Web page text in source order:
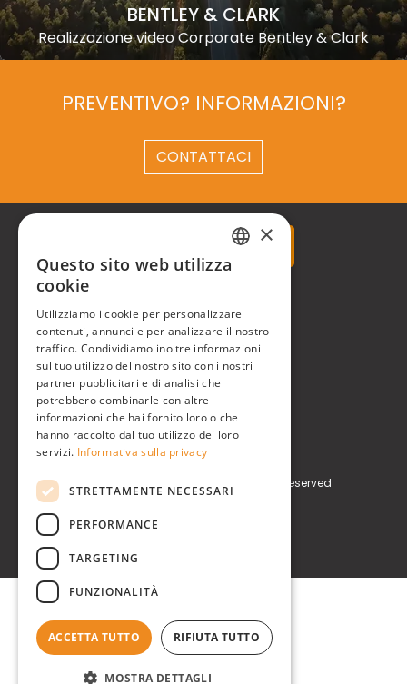
BENTLEY & CLARK
Realizzazione video Corporate Bentley & Clark
PREVENTIVO? INFORMAZIONI?
CONTATTACI
P.zzale Arduino, 11 - Milano (MI)
Phone+39 0248519908
E-mail info@realtimegroup.it
P. IVA / C.F. 02794870960
Copyright © Real Time® S.r.l. All rights reserved
×
Questo sito web utilizza
cookie
Utilizziamo i cookie per personalizzare
contenuti, annunci e per analizzare il nostro
traffico. Condividiamo inoltre informazioni
sul tuo utilizzo del nostro sito con i nostri
partner pubblicitari e di analisi che
potrebbero combinarle con altre
informazioni che hai fornito loro o che
hanno raccolto dal tuo utilizzo dei loro
servizi. Informativa sulla privacy
STRETTAMENTE NECESSARI
PERFORMANCE
TARGETING
FUNZIONALITÀ
ACCETTA TUTTO RIFIUTA TUTTO
MOSTRA DETTAGLI